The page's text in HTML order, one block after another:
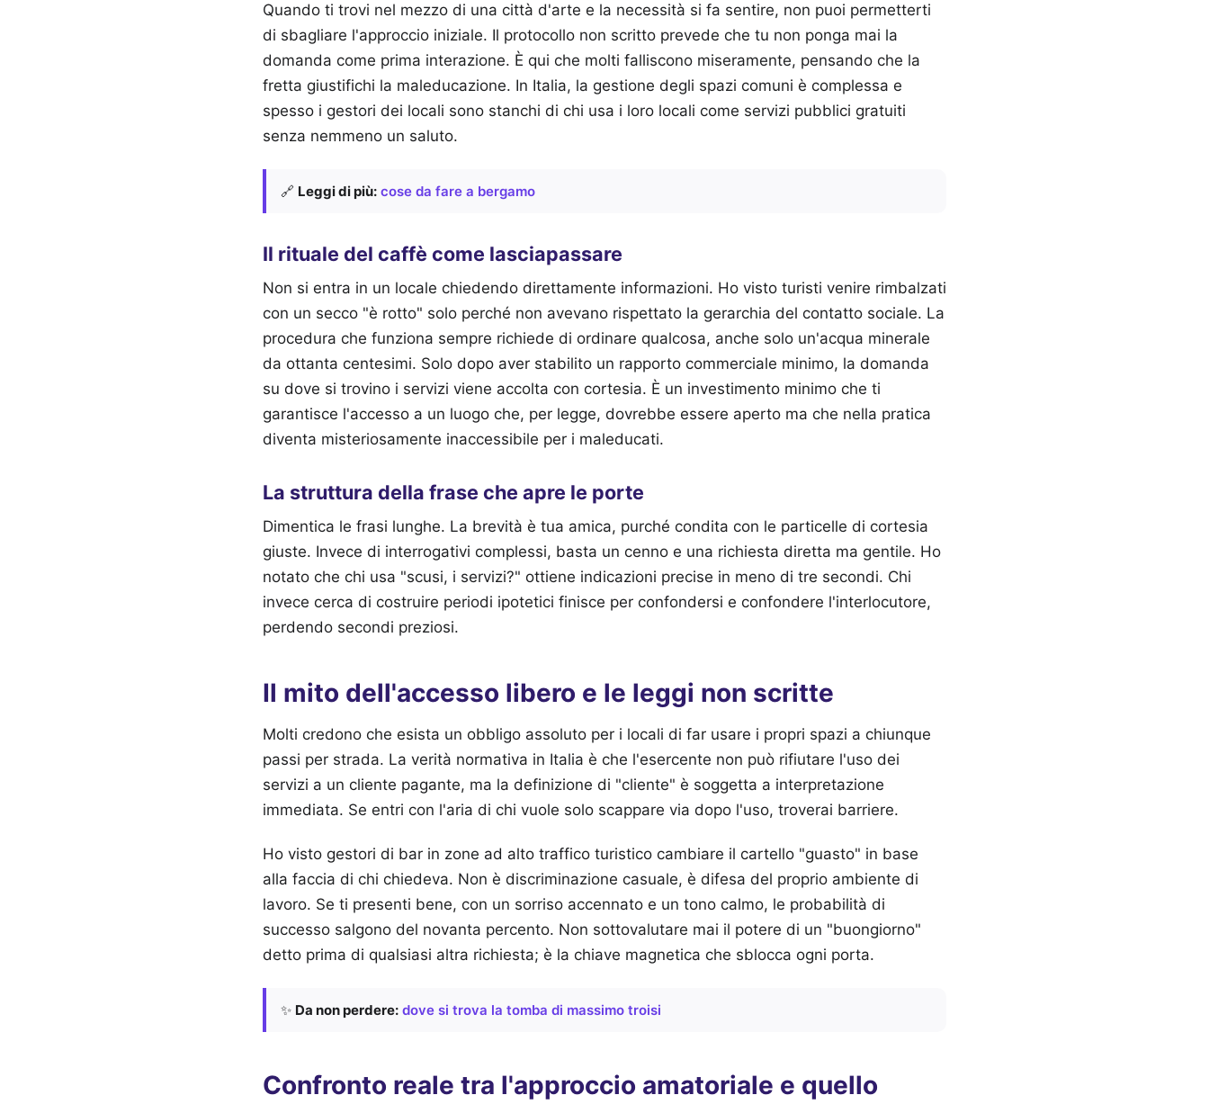
Quando ti trovi nel mezzo di una città d'arte e la necessità si fa sentire, non puoi permetterti
di sbagliare l'approccio iniziale. Il protocollo non scritto prevede che tu non ponga mai la
domanda come prima interazione. È qui che molti falliscono miseramente, pensando che la
fretta giustifichi la maleducazione. In Italia, la gestione degli spazi comuni è complessa e
spesso i gestori dei locali sono stanchi di chi usa i loro locali come servizi pubblici gratuiti
senza nemmeno un saluto.
🔗 Leggi di più: cose da fare a bergamo
Il rituale del caffè come lasciapassare
Non si entra in un locale chiedendo direttamente informazioni. Ho visto turisti venire rimbalzati
con un secco "è rotto" solo perché non avevano rispettato la gerarchia del contatto sociale. La
procedura che funziona sempre richiede di ordinare qualcosa, anche solo un'acqua minerale
da ottanta centesimi. Solo dopo aver stabilito un rapporto commerciale minimo, la domanda
su dove si trovino i servizi viene accolta con cortesia. È un investimento minimo che ti
garantisce l'accesso a un luogo che, per legge, dovrebbe essere aperto ma che nella pratica
diventa misteriosamente inaccessibile per i maleducati.
La struttura della frase che apre le porte
Dimentica le frasi lunghe. La brevità è tua amica, purché condita con le particelle di cortesia
giuste. Invece di interrogativi complessi, basta un cenno e una richiesta diretta ma gentile. Ho
notato che chi usa "scusi, i servizi?" ottiene indicazioni precise in meno di tre secondi. Chi
invece cerca di costruire periodi ipotetici finisce per confondersi e confondere l'interlocutore,
perdendo secondi preziosi.
Il mito dell'accesso libero e le leggi non scritte
Molti credono che esista un obbligo assoluto per i locali di far usare i propri spazi a chiunque
passi per strada. La verità normativa in Italia è che l'esercente non può rifiutare l'uso dei
servizi a un cliente pagante, ma la definizione di "cliente" è soggetta a interpretazione
immediata. Se entri con l'aria di chi vuole solo scappare via dopo l'uso, troverai barriere.
Ho visto gestori di bar in zone ad alto traffico turistico cambiare il cartello "guasto" in base
alla faccia di chi chiedeva. Non è discriminazione casuale, è difesa del proprio ambiente di
lavoro. Se ti presenti bene, con un sorriso accennato e un tono calmo, le probabilità di
successo salgono del novanta percento. Non sottovalutare mai il potere di un "buongiorno"
detto prima di qualsiasi altra richiesta; è la chiave magnetica che sblocca ogni porta.
✨ Da non perdere: dove si trova la tomba di massimo troisi
Confronto reale tra l'approccio amatoriale e quello